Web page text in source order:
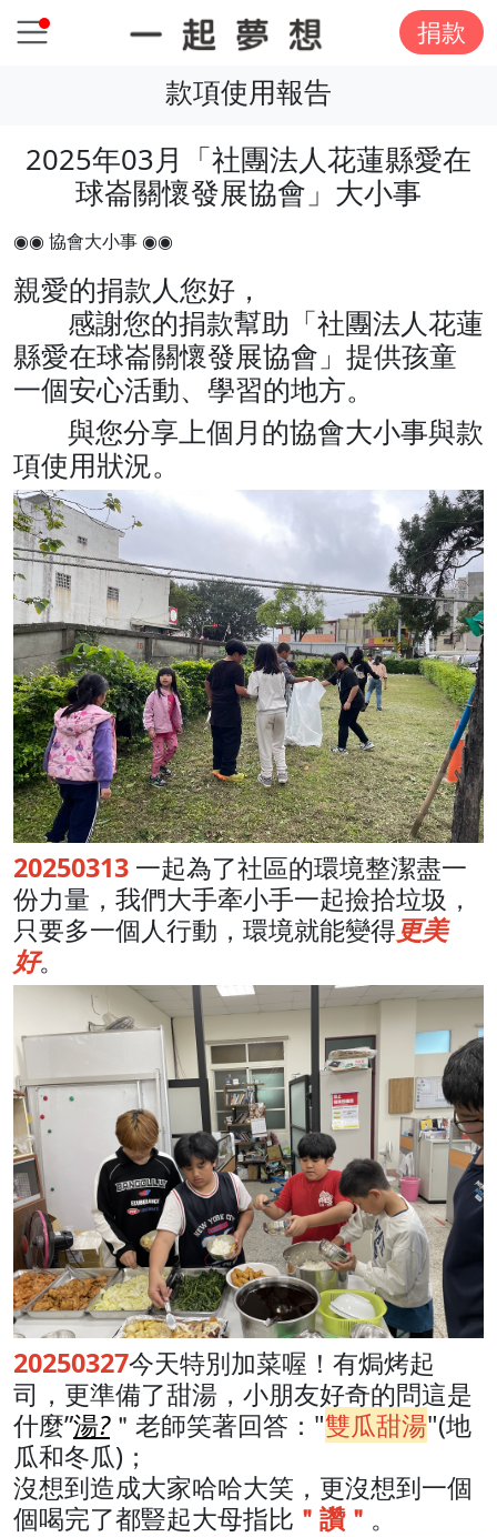
捐款
款項使用報告
2025年03月「社團法人花蓮縣愛在
球崙關懷發展協會」大小事
◉◉ 協會大小事 ◉◉
親愛的捐款人您好，
感謝您的捐款幫助「社團法人花蓮
縣愛在球崙關懷發展協會」提供孩童
一個安心活動、學習的地方。
與您分享上個月的協會大小事與款
項使用狀況。
20250313 一起為了社區的環境整潔盡一
份力量，我們大手牽小手一起撿拾垃圾，
只要多一個人行動，環境就能變得更美
好。
20250327今天特別加菜喔！有焗烤起
司，更準備了甜湯，小朋友好奇的問這是
什麼”湯?＂老師笑著回答："雙瓜甜湯"(地
瓜和冬瓜)；
沒想到造成大家哈哈大笑，更沒想到一個
個喝完了都豎起大母指比 ＂讚＂ 。